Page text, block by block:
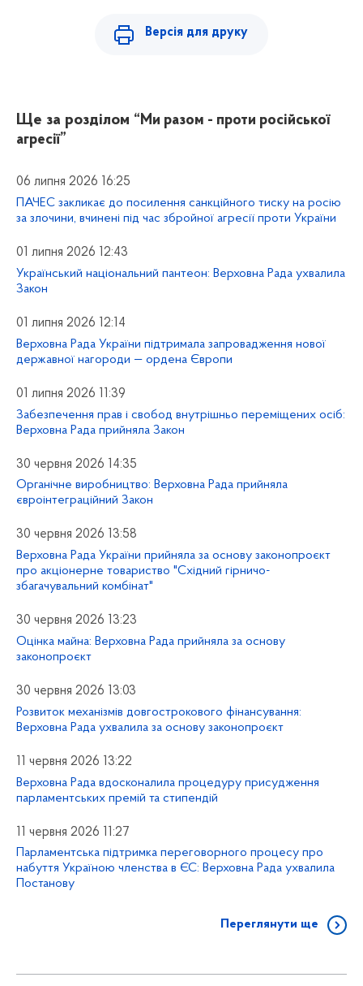
Версія для друку
Ще за розділом “Ми разом - проти російської
агресії”
06 липня 2026 16:25
ПАЧЕС закликає до посилення санкційного тиску на росію
за злочини, вчинені під час збройної агресії проти України
01 липня 2026 12:43
Український національний пантеон: Верховна Рада ухвалила
Закон
01 липня 2026 12:14
Верховна Рада України підтримала запровадження нової
державної нагороди — ордена Європи
01 липня 2026 11:39
Забезпечення прав і свобод внутрішньо переміщених осіб:
Верховна Рада прийняла Закон
30 червня 2026 14:35
Органічне виробництво: Верховна Рада прийняла
євроінтеграційний Закон
30 червня 2026 13:58
Верховна Рада України прийняла за основу законопроєкт
про акціонерне товариство "Східний гірничо-
збагачувальний комбінат"
30 червня 2026 13:23
Оцінка майна: Верховна Рада прийняла за основу
законопроєкт
30 червня 2026 13:03
Розвиток механізмів довгострокового фінансування:
Верховна Рада ухвалила за основу законопроєкт
11 червня 2026 13:22
Верховна Рада вдосконалила процедуру присудження
парламентських премій та стипендій
11 червня 2026 11:27
Парламентська підтримка переговорного процесу про
набуття Україною членства в ЄС: Верховна Рада ухвалила
Постанову
Переглянути ще